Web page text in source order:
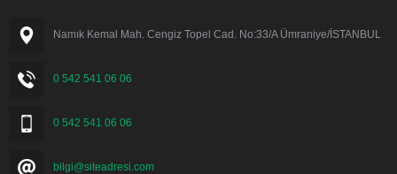
Namık Kemal Mah. Cengiz Topel Cad. No:33/A Ümraniye/İSTANBUL
0 542 541 06 06
0 542 541 06 06
bilgi@siteadresi.com